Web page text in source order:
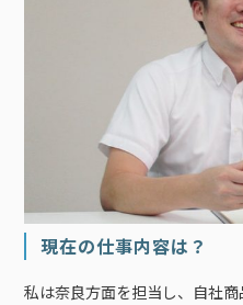
現在の仕事内容は？
私は奈良方面を担当し、自社